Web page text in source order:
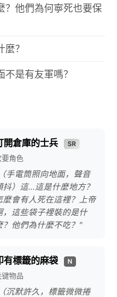
？他們為何寧死也要保
？
是有友軍嗎？
開倉庫的士兵 SR
要角色
手電筒照向地面，聲音
抖）這…這是什麼地方？
麼會有人死在這裡？上帝
，這些袋子裡裝的是什
？他們為什麼不吃？"
有標籤的麻袋 N
键物品
沉默許久，標籤微微捲